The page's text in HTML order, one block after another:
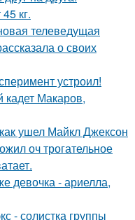
кг.
телеведущая
о своих
устроил!
кадет Макаров,
ушел Майкл Джексон
оч трогательное
девочка - ариелла,
- солистка группы